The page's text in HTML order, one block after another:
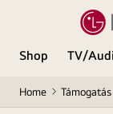
Shop TV/
Home Támogatás